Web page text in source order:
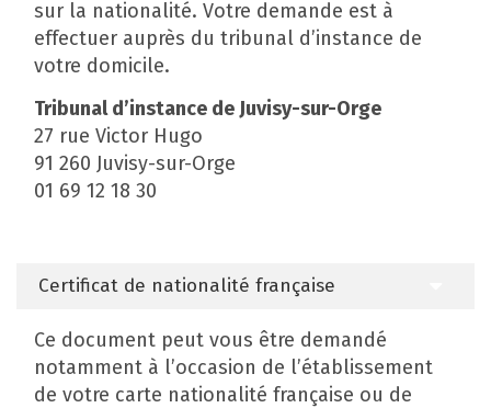
sur la nationalité. Votre demande est à
effectuer auprès du tribunal d’instance de
votre domicile.
Tribunal d’instance de Juvisy-sur-Orge
27 rue Victor Hugo
91 260 Juvisy-sur-Orge
01 69 12 18 30
Certificat de nationalité française
Ce document peut vous être demandé
notamment à l’occasion de l’établissement
de votre carte nationalité française ou de